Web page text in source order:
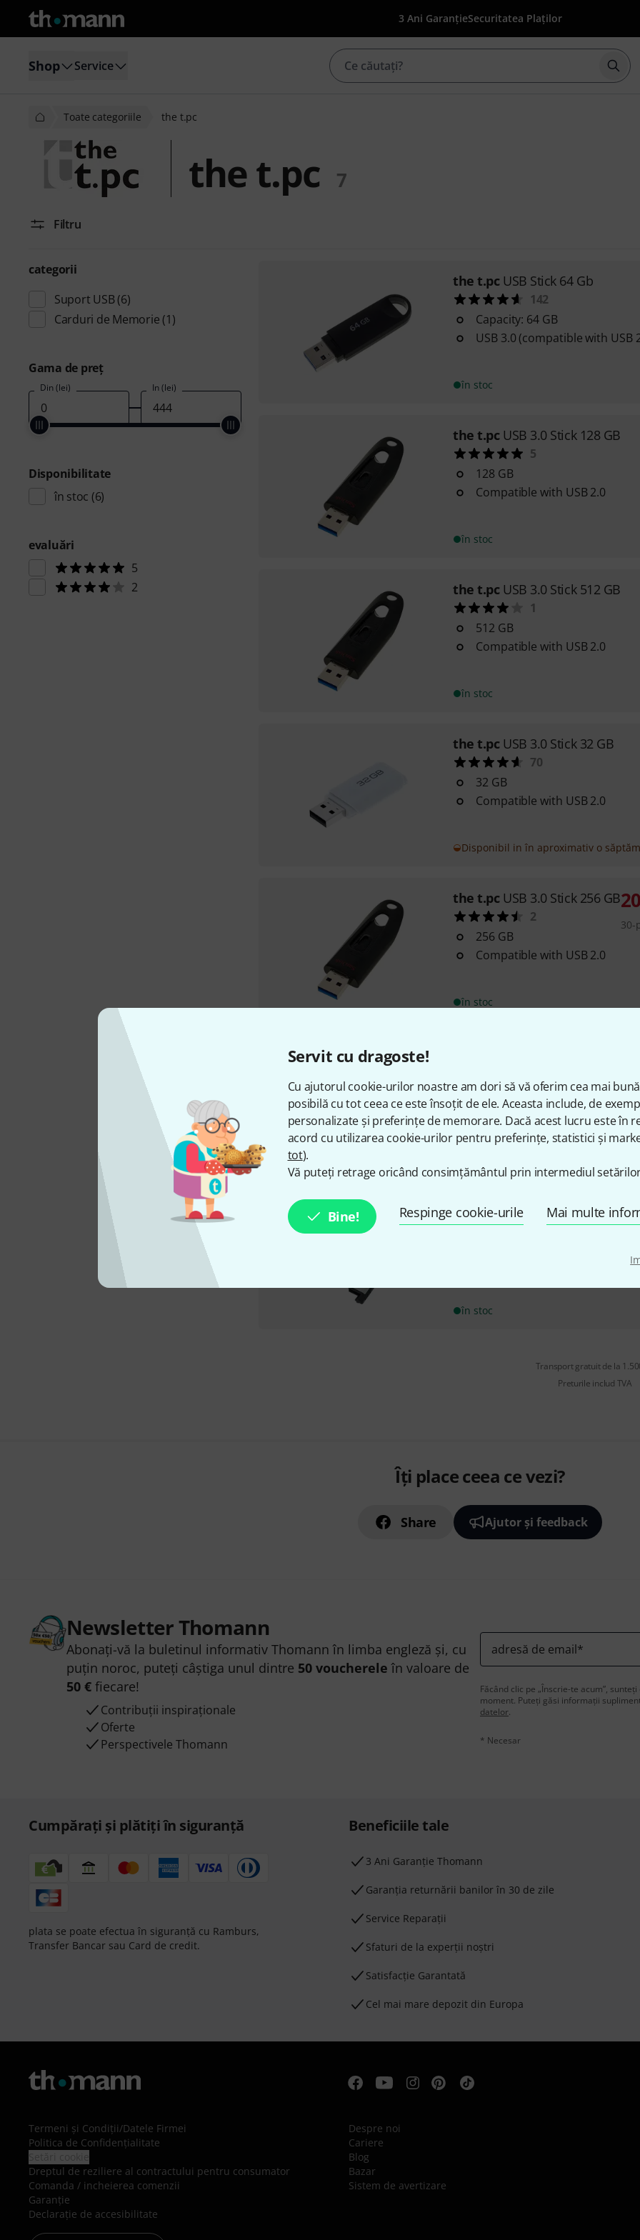
Servit cu dragoste!
Cu ajutorul cookie-urilor noastre am dori să vă oferim cea mai
posibilă cu tot ceea ce este însoțit de ele. Aceasta include, de
personalizate și preferințe de memorare. Dacă acest lucru este în
acord cu utilizarea cookie-urilor pentru preferințe, statistici și
tot).
Vă puteți retrage oricând consimțământul prin intermediul
Bine! Respinge cookie-urile Mai multe
3 Ani GaranțieSecuritatea Plaților
Shop Service
Toate categoriile the t.pc
the t.pc 7
Filtru
categorii
Suport USB(6)
Carduri de Memorie (1)
Gama de preţ
Din (lei) În (lei)
Disponibilitate
în stoc (6)
evaluări
5
2
the t.pc USB Stick 64 Gb
142
Capacity: 64 GB
USB 3.0 (compatible with USB
în stoc
the t.pc USB 3.0 Stick 128 GB
5
128 GB
Compatible with USB 2.0
în stoc
the t.pc USB 3.0 Stick 512 GB
1
512 GB
Compatible with USB 2.0
în stoc
the t.pc USB 3.0 Stick 32 GB
70
32 GB
Compatible with USB 2.0
Disponibil in în aproximativ o
the t.pc USB 3.0 Stick 256 GB
2
256 GB
Compatible with USB 2.0
în stoc
30-
16 GB
Compatible with USB 2.0
the t.pc Compact Flash CF
105
Ideal for reading and writing
în stoc
Transport gratuit de la
Preturile includ TVA
Îți place ceea ce vezi?
Share Ajutor și feedback
Newsletter Thomann
Abonați-vă la buletinul informativ Thomann în limba engleză și, cu
puțin noroc, puteți câștiga unul dintre 50 voucherele în valoare de
50 €fiecare!
Contribuții inspiraționale
Oferte
Perspectivele Thomann
adresă de email*
Făcând clic pe „Înscrie-te acum”,
moment. Puteți găsi informații
datelor.
* Necesar
Cumpărați și plătiți în siguranță
plata se poate efectua în siguranță cu Ramburs,
Transfer Bancar sau Card de credit.
Beneficiile tale
3 Ani Garanție Thomann
Garanţia returnării banilor în 30 de zile
Service Reparații
Sfaturi de la experții noștri
Satisfacție Garantată
Cel mai mare depozit din Europa
Termeni şi Condiţii/Datele Firmei
Politica de Confidenţialitate
Dreptul de reziliere al contractului pentru consumator
Comanda / incheierea comenzii
Garanție
Declarație de accesibilitate
Despre noi
Cariere
Blog
Bazar
Sistem de avertizare